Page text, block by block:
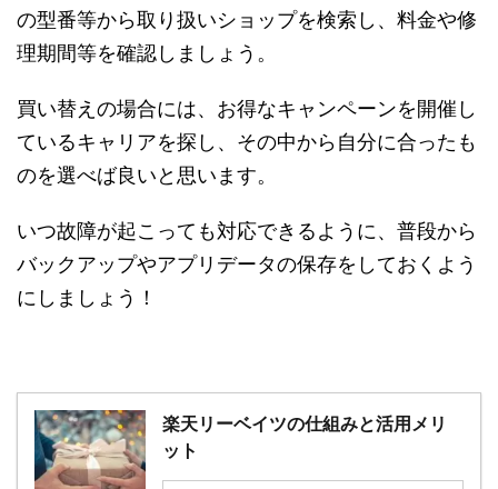
の型番等から取り扱いショップを検索し、料金や修
理期間等を確認しましょう。
買い替えの場合には、お得なキャンペーンを開催し
ているキャリアを探し、その中から自分に合ったも
のを選べば良いと思います。
いつ故障が起こっても対応できるように、普段から
バックアップやアプリデータの保存をしておくよう
にしましょう！
楽天リーベイツの仕組みと活用メリ
ット